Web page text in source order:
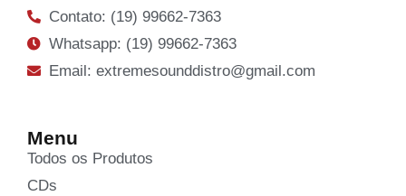
Contato: (19) 99662-7363
Whatsapp: (19) 99662-7363
Email: extremesounddistro@gmail.com
Menu
Todos os Produtos
CDs